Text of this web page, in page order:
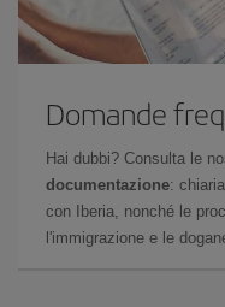
Domande
Hai dubbi? Consulta le
documentazione:
con Iberia, nonché le
l'immigrazione e le